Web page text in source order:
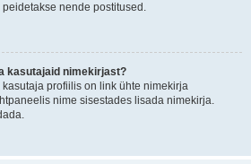
nende postitused.
kasutajaid nimekirjast?
profiilis on link ühte nimekirja
nime sisestades lisada nimekirja.